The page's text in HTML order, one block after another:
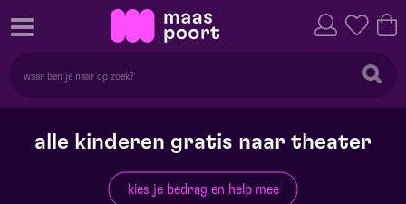
alle kinderen gratis naar theater
kies je bedrag en help mee